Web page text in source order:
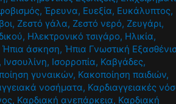
,Έρευνα, Ευεξία, Ευκάλυπτος,
, Ζεστό γάλα, Ζεστό νερό, Ζευγάρι,
, Ηλεκτρονικό τσιγάρο, Ηλικία,
Ήπια άσκηση, Ήπια Γνωστική
, Ινσουλίνη, Ισορροπία, Καβγάδες,
γυναικών, Κακοποίηση παιδιών,
νοσήματα, Καρδιαγγειακές
, Καρδιακή ανεπάρκεια, Καρδιακή